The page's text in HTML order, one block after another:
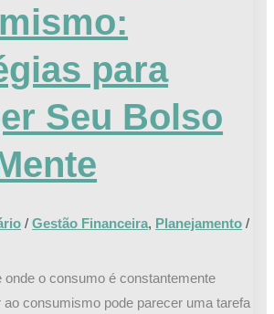
para
Seu Bolso
/Gestão Financeira, Planejamento /
onde o consumo é constantemente
ao consumismo pode parecer uma tarefa